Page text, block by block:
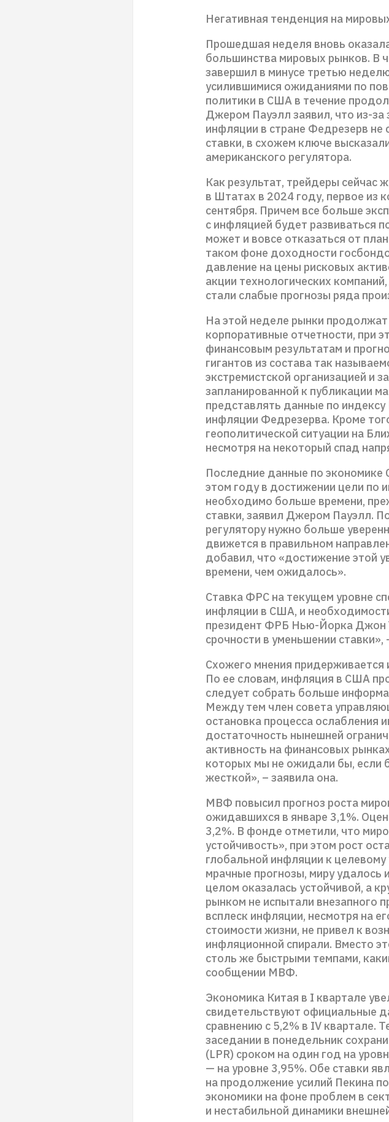
Негативная тенденция на
Прошедшая неделя вновь
большинства мировых рынков. В
завершил в минусе третью
усилившимися ожиданиями по
политики в США в течение
Джером Пауэлл заявил, что из-за
инфляции в стране Федрезерв не
ставки, в схожем ключе
американского регулятора.
Как результат, трейдеры сейчас
в Штатах в 2024 году, первое из
сентября. Причем все больше
с инфляцией будет развиваться
может и вовсе отказаться от
таком фоне доходности
давление на цены рисковых
акции технологических
стали слабые прогнозы ряда
На этой неделе рынки
корпоративные отчетности, при
финансовым результатам и
гигантов из состава так
экстремистской организацией и
запланированной к публикации
представлять данные по
инфляции Федрезерва. Кроме
геополитической ситуации на
несмотря на некоторый спад
Последние данные по экономике
этом году в достижении цели по
необходимо больше времени,
ставки, заявил Джером Пауэлл.
регулятору нужно больше
движется в правильном
добавил, что «достижение этой
времени, чем ожидалось».
Ставка ФРС на текущем уровне
инфляции в США, и
президент ФРБ Нью-Йорка Джон
срочности в уменьшении ставки»,
Схожего мнения
По ее словам, инфляция в США
следует собрать больше
Между тем член совета
остановка процесса ослабления
достаточность нынешней
активность на финансовых
которых мы не ожидали бы, если
жесткой», – заявила она.
МВФ повысил прогноз роста
ожидавшихся в январе 3,1%.
3,2%. В фонде отметили, что
устойчивость», при этом рост
глобальной инфляции к
мрачные прогнозы, миру удалось
целом оказалась устойчивой, а
рынком не испытали внезапного
всплеск инфляции, несмотря на
стоимости жизни, не привел к
инфляционной спирали. Вместо
столь же быстрыми темпами,
сообщении МВФ.
Экономика Китая в I квартале
свидетельствуют официальные
сравнению с 5,2% в IV
заседании в понедельник
(LPR) сроком на один год на
— на уровне 3,95%. Обе ставки
на продолжение усилий Пекина
экономики на фоне проблем в
и нестабильной динамики